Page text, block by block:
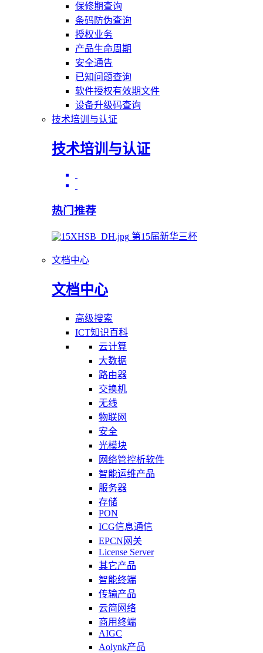
保修期查询
条码防伪查询
授权业务
产品生命周期
安全通告
已知问题查询
软件授权有效期文件
设备升级码查询
技术培训与认证
技术培训与认证
热门推荐
第15届新华三杯
文档中心
文档中心
高级搜索
ICT知识百科
云计算
大数据
路由器
交换机
无线
物联网
安全
光模块
网络管控析软件
智能运维产品
服务器
存储
PON
ICG信息通信
EPCN网关
License Server
其它产品
智能终端
传输产品
云简网络
商用终端
AIGC
Aolynk产品